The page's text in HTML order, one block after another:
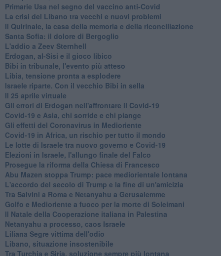
Primarie Usa nel segno del vaccino anti-Covid
La crisi del Libano tra vecchi e nuovi problemi
Il Quirinale, la casa della memoria e della riconciliazione
Santa Sofia: il dolore di Bergoglio
L'addio a ​Zeev Sternhell
Erdogan, al-Sisi e il gioco libico
Bibi in tribunale, l'evento più atteso
Libia, tensione pronta a esplodere
Israele riparte. Con il vecchio Bibi in sella
Il 25 aprile virtuale
Gli errori di Erdogan nell'affrontare il Covid-19
Covid-19 e Asia, chi sorride e chi piange
Gli effetti del Coronavirus in Medioriente
Covid-19 in Africa, un rischio per tutto il mondo
Le lotte di Israele tra nuovo governo e Covid-19
Elezioni in Israele, l'allungo finale del Falco
Prosegue la riforma della Chiesa di Francesco
Abu Mazen stoppa Trump: pace mediorientale lontana
L'accordo del secolo di Trump e la fine di un'amicizia
Tra Salvini a Roma e Netanyahu a Gerusalemme
Golfo e Medioriente a fuoco per la morte di Soleimani
Il Natale della Cooperazione italiana in Palestina
Netanyahu a processo, caos Israele
Liliana Segre vittima dell'odio
Libano, situazione insostenibile
Tra Turchia e Siria, soluzione sempre più lontana